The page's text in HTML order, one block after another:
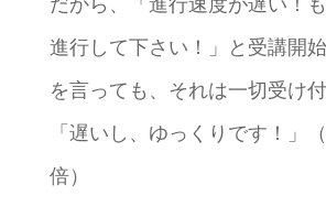
だから、「進行速度が遅い！
進行して下さい！」と受講開
を言っても、それは一切受け付
「遅いし、ゆっくりです！」
倍）